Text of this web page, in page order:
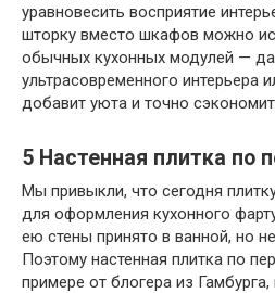
уравновесить восприятие
шторку вместо шкафов можно
обычных кухонных модулей —
ультрасовременного интерьера
добавит уюта и точно
5 Настенная плитка по
Мы привыкли, что сегодня
для оформления кухонного
ею стены принято в ванной, но
Поэтому настенная плитка по
примере от блогера из